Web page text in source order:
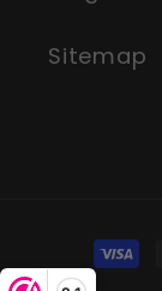
Sitemap